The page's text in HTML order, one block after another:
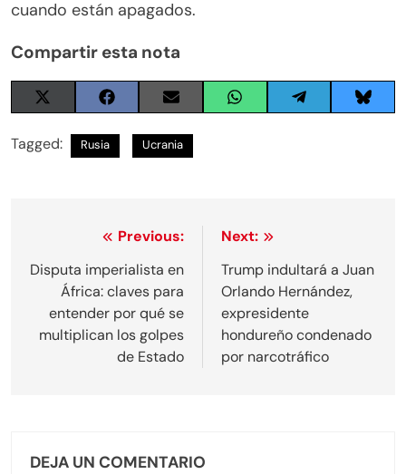
cuando están apagados.
Compartir esta nota
Share
on
X
(Twitter)
Share
on
Facebook
Share
on
Email
Share
on
Share
on
Share
on
Tagged: Rusia Ucrania
Navegación
de
entradas
Previous:
Disputa imperialista en
África: claves para
entender por qué se
multiplican los golpes
de Estado
Next:
Trump indultará a Juan
Orlando Hernández,
expresidente
hondureño condenado
por narcotráfico
DEJA UN COMENTARIO